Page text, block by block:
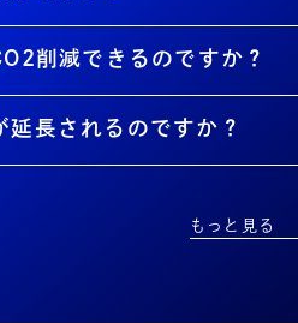
削減できるのですか？
延長されるのですか？
もっと見る